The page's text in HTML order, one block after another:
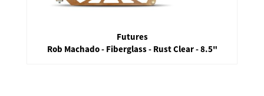
Futures
Rob Machado - Fiberglass - Rust Clear - 8.5"